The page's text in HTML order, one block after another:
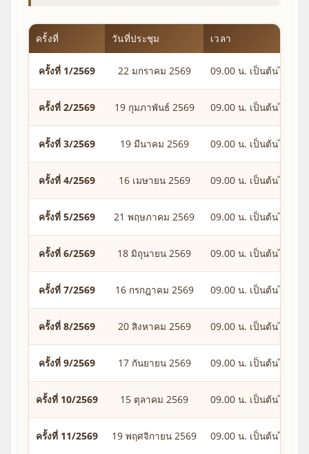
ครั้งที่ วันที่ประชุม เวลา
ครั้งที่ 1/2569 22 มกราคม 2569 09.00 น. เป็นต้นไป
ครั้งที่ 2/2569 19 กุมภาพันธ์ 2569 09.00 น. เป็นต้นไป
ครั้งที่ 3/2569 19 มีนาคม 2569 09.00 น. เป็นต้นไป
ครั้งที่ 4/2569 16 เมษายน 2569 09.00 น. เป็นต้นไป
ครั้งที่ 5/2569 21 พฤษภาคม 2569 09.00 น. เป็นต้นไป
ครั้งที่ 6/2569 18 มิถุนายน 2569 09.00 น. เป็นต้นไป
ครั้งที่ 7/2569 16 กรกฎาคม 2569 09.00 น. เป็นต้นไป
ครั้งที่ 8/2569 20 สิงหาคม 2569 09.00 น. เป็นต้นไป
ครั้งที่ 9/2569 17 กันยายน 2569 09.00 น. เป็นต้นไป
ครั้งที่ 10/2569 15 ตุลาคม 2569 09.00 น. เป็นต้นไป
ครั้งที่ 11/2569 19 พฤศจิกายน 2569 09.00 น. เป็นต้นไป